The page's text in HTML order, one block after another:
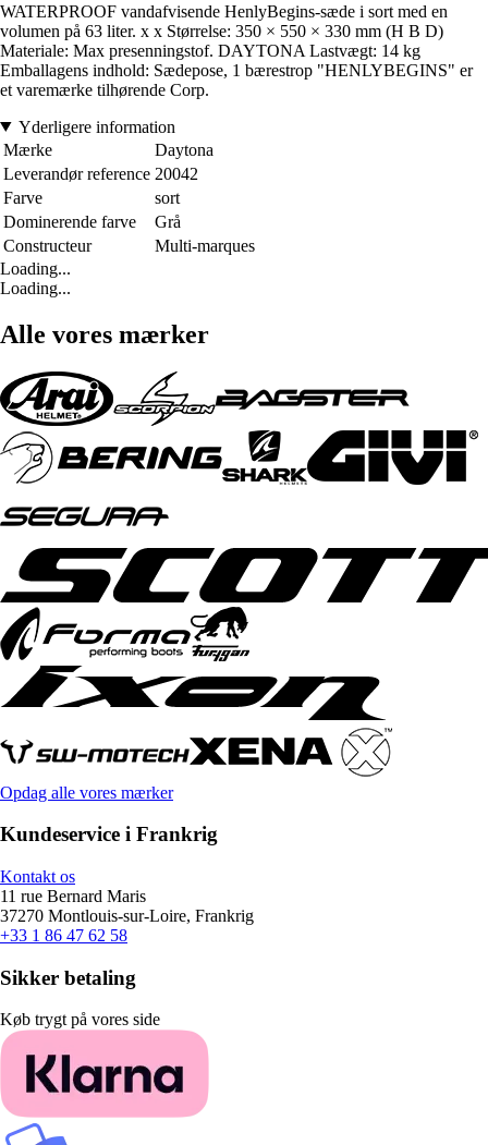
WATERPROOF vandafvisende HenlyBegins-sæde i sort med en
volumen på 63 liter. x x Størrelse: 350 × 550 × 330 mm (H B D)
Materiale: Max presenningstof. DAYTONA Lastvægt: 14 kg
Emballagens indhold: Sædepose, 1 bærestrop "HENLYBEGINS" er
et varemærke tilhørende Corp.
Yderligere information
Mærke
Daytona
Leverandør reference 20042
Farve
sort
Dominerende farve
Grå
Constructeur
Multi-marques
Loading...
Loading...
Alle vores mærker
Opdag alle vores mærker
Kundeservice i Frankrig
Kontakt os
11 rue Bernard Maris
37270 Montlouis-sur-Loire, Frankrig
+33 1 86 47 62 58
Sikker betaling
Køb trygt på vores side